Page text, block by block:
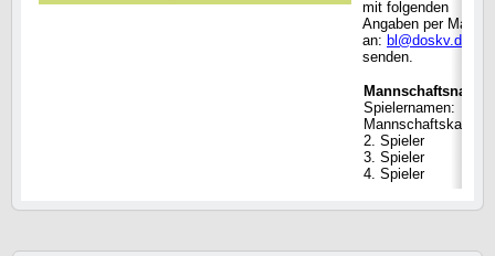
mit folgenden
Angaben per Mail
an: bl@doskv.de
senden.
Mannschaftsname
Spielernamen:
Mannschaftskapitän
2. Spieler
3. Spieler
4. Spieler